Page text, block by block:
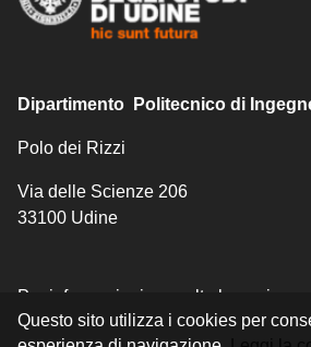
Questo sito utilizza i cookies per
Dipartimento Politecnico di
Polo dei Rizzi
Via delle Scienze 206
33100 Udine
Per informazioni consulta la pagina